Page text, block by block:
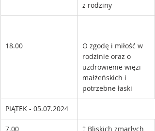
z rodziny
18.00
O zgodę i miłość w
rodzinie oraz o
uzdrowienie więzi
małżeńskich i
potrzebne łaski
PIĄTEK - 05.07.2024
7.00 † Bliskich zmarłych